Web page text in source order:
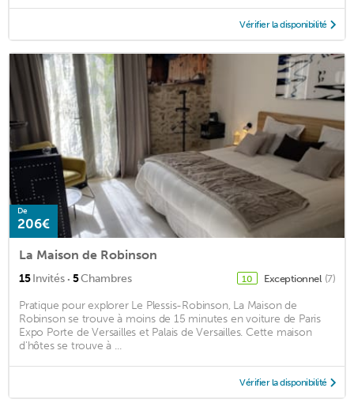
Vérifier la disponibilité
De
206€
La Maison de Robinson
15Invités · 5Chambres 10 Exceptionnel (7)
Pratique pour explorer Le Plessis-Robinson, La Maison de
Robinson se trouve à moins de 15 minutes en voiture de Paris
Expo Porte de Versailles et Palais de Versailles. Cette maison
d'hôtes se trouve à ...
Vérifier la disponibilité